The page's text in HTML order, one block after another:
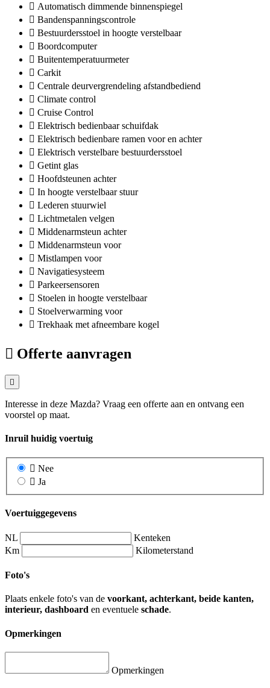
Automatisch dimmende binnenspiegel
Bandenspanningscontrole
Bestuurdersstoel in hoogte verstelbaar
Boordcomputer
Buitentemperatuurmeter
Carkit
Centrale deurvergrendeling afstandbediend
Climate control
Cruise Control
Elektrisch bedienbaar schuifdak
Elektrisch bedienbare ramen voor en achter
Elektrisch verstelbare bestuurdersstoel
Getint glas
Hoofdsteunen achter
In hoogte verstelbaar stuur
Lederen stuurwiel
Lichtmetalen velgen
Middenarmsteun achter
Middenarmsteun voor
Mistlampen voor
Navigatiesysteem
Parkeersensoren
Stoelen in hoogte verstelbaar
Stoelverwarming voor
Trekhaak met afneembare kogel
Offerte aanvragen
Interesse in deze Mazda? Vraag een offerte aan en ontvang een
voorstel op maat.
Inruil huidig voertuig
Nee
Ja
Voertuiggegevens
NL
Kenteken
Km
Kilometerstand
Foto's
Plaats enkele foto's van de voorkant, achterkant, beide kanten,
interieur, dashboard en eventuele schade.
Opmerkingen
Opmerkingen